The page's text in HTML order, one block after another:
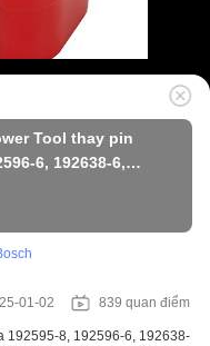
Tool thay pin
6, 192638-6,
01-02 839 quan điểm
192595-8, 192596-6, 192638-